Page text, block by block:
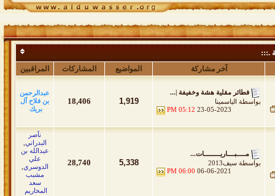
.:::
آخر مشاركة المواضيع المشاركات المراقبين
فطائر مقلية هشة وخفيفة |...
بواسطة الياسمينا
23-05-2023
05:12 PM
1,919
18,406
عبدالرحمن
بن فلاح آل
بريك
مـــــبــــاريـــــــــات...
بواسطة سيف2013
06-06-2021
06:00 PM
5,338
28,740
نآصر
البدراني
عبدالله بن
علي
الدوسري
مشبب
سعد
المخاريم